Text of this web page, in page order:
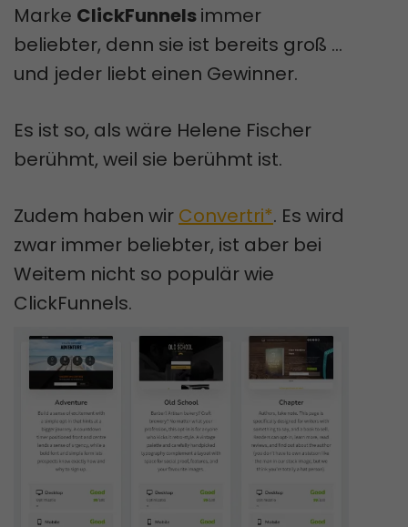
Marke ClickFunnelsimmer
beliebter, denn sie ist bereits groß …
und jeder liebt einen Gewinner.
Es ist so, als wäre Helene Fischer
berühmt, weil sie berühmt ist.
Zudem haben wir Convertri*. Es wird
zwar immer beliebter, ist aber bei
Weitem nicht so populär wie
ClickFunnels.